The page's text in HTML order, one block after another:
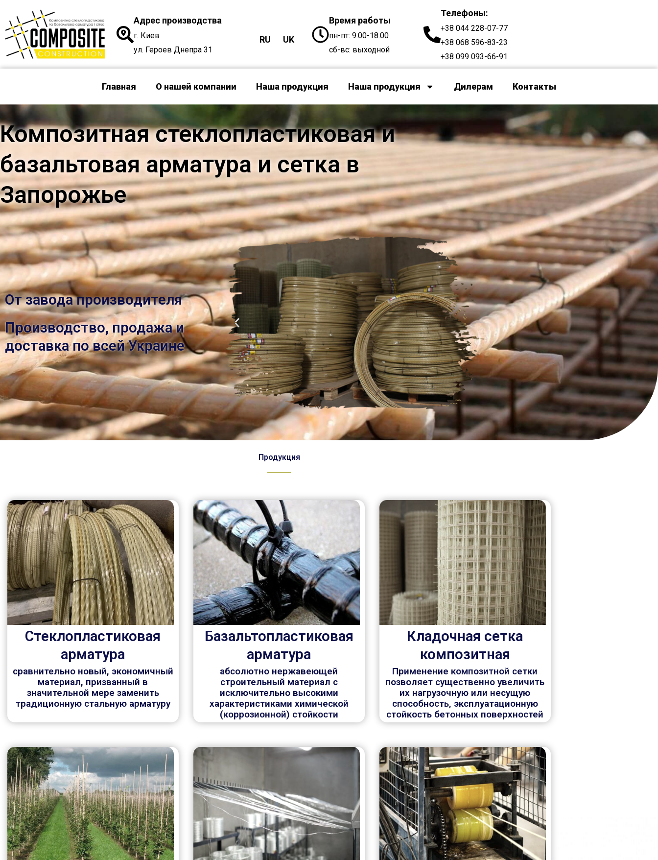
содержимому
Адрес производства
г. Киев
ул. Героев Днепра 31
RU UK
Время работы
пн-пт: 9.00-18.00
сб-вс: выходной
Телефоны:
+38 044 228-07-77
+38 068 596-83-23
+38 099 093-66-91
Главная О нашей компании Наша продукция Наша продукция Дилерам Контакты
Композитная стеклопластиковая и
базальтовая арматура и сетка в
Запорожье
От завода производителя
Производство, продажа и
доставка по всей Украине
Продукция
Стеклопластиковая
арматура
сравнительно новый, экономичный
материал, призванный в
значительной мере заменить
традиционную стальную арматуру
Базальтопластиковая
арматура
абсолютно нержавеющей
строительный материал с
исключительно высокими
характеристиками химической
(коррозионной) стойкости
Кладочная сетка
композитная
Применение композитной сетки
позволяет существенно увеличить
их нагрузочную или несущую
способность, эксплуатационную
стойкость бетонных поверхностей